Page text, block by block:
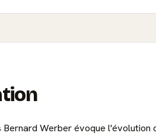
Werber évoque